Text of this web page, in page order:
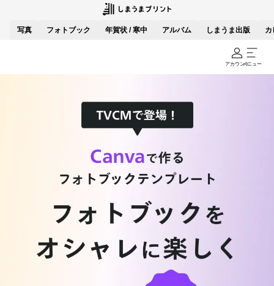
写真 フォトブック 年賀状 / 寒中 アルバム しまうま出版 カ
アカウントメニュー